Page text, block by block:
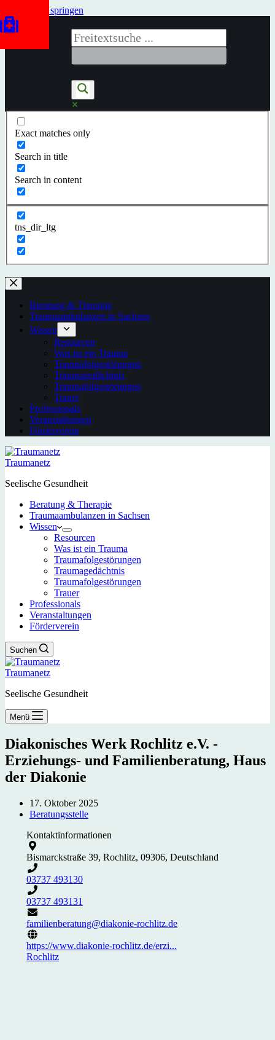
Zum Inhalt springen
Exact matches only
Search in title
Search in content
tns_dir_ltg
Beratung & Therapie
Traumaambulanzen in Sachsen
Wissen
Resourcen
Was ist ein Trauma
Traumafolgestörungen
Traumagedächtnis
Traumafolgestörungen
Trauer
Professionals
Veranstaltungen
Förderverein
Traumanetz
Seelische Gesundheit
Beratung & Therapie
Traumaambulanzen in Sachsen
Wissen
Resourcen
Was ist ein Trauma
Traumafolgestörungen
Traumagedächtnis
Traumafolgestörungen
Trauer
Professionals
Veranstaltungen
Förderverein
Suchen
Traumanetz
Seelische Gesundheit
Menü
Diakonisches Werk Rochlitz e.V. -
Erziehungs- und Familienberatung, Haus
der Diakonie
17. Oktober 2025
Beratungsstelle
Kontaktinformationen
Bismarckstraße 39, Rochlitz, 09306, Deutschland
03737 493130
03737 493131
familienberatung@diakonie-rochlitz.de
https://www.diakonie-rochlitz.de/erzi...
Rochlitz